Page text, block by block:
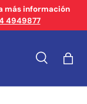
más información
4949877
Buscar